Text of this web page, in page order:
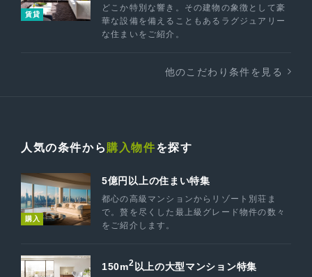
賃貸
どこか特別な響き。その建物の象徴として豪
華な設備を備えることもあるラグジュアリー
な住まいをご紹介。
他のこだわり条件を見る
人気の条件から 購入物件を探す
購入
5億円以上の住まい特集
都心の高級マンションからリゾート別荘ま
で。贅を尽くした最上級グレード物件の数々
をご紹介します。
150m2 以上の大型マンション特集